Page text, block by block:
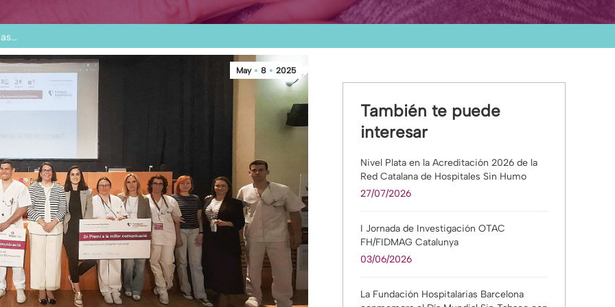
May 8 2025
También te puede
interesar
Nivel Plata en la Acreditación 2026 de la
Red Catalana de Hospitales Sin Humo
27/07/2026
I Jornada de Investigación OTAC
FH/FIDMAG Catalunya
03/06/2026
La Fundación Hospitalarias Barcelona